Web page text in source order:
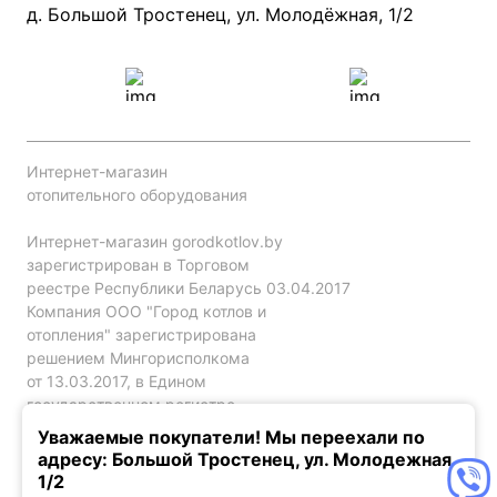
Проект систем отопления
д. Большой Тростенец, ул. Молодёжная, 1/2
Интернет-магазин
отопительного оборудования
Интернет-магазин gorodkotlov.by
зарегистрирован в Торговом
реестре Республики Беларусь 03.04.2017
Компания ООО "Город котлов и
отопления" зарегистрирована
решением Мингорисполкома
от 13.03.2017, в Едином
государственном регистре
юр. лиц и индивидуальных
предпринимателей за №192786120.
Уважаемые покупатели! Мы переехали по
адресу: Большой Тростенец, ул. Молодежная,
1/2